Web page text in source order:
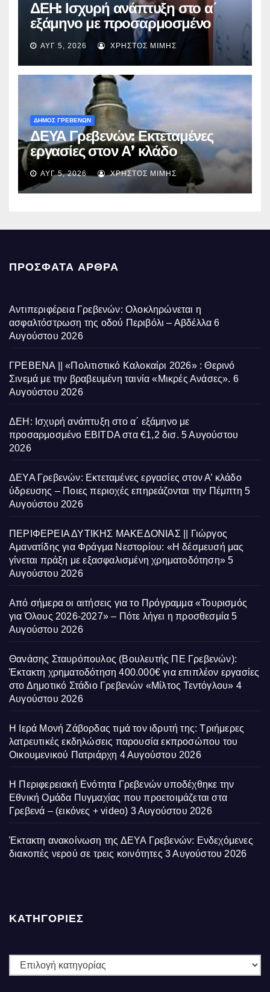
ΔΕΗ: Ισχυρή ανάπτυξη στο α΄
εξάμηνο με προσαρμοσμένο
EBITDA στα €1,2 δισ.
ΑΥΓ 5, 2026 ΧΡΉΣΤΟΣ ΜΊΜΗΣ
ΔΗΜΟΣ ΓΡΕΒΕΝΩΝ
ΔΕΥΑ Γρεβενών: Εκτεταμένες
εργασίες στον Α’ κλάδο
ύδρευσης – Ποιες περιοχές
επηρεάζονται την Πέμπτη
ΑΥΓ 5, 2026 ΧΡΉΣΤΟΣ ΜΊΜΗΣ
ΠΡΌΣΦΑΤΑ ΆΡΘΡΑ
Αντιπεριφέρεια Γρεβενών: Ολοκληρώνεται η
ασφαλτόστρωση της οδού Περιβόλι – Αβδέλλα 6
Αυγούστου 2026
ΓΡΕΒΕΝΑ || «Πολιτιστικό Καλοκαίρι 2026» : Θερινό
Σινεμά με την βραβευμένη ταινία «Μικρές Ανάσες». 6
Αυγούστου 2026
ΔΕΗ: Ισχυρή ανάπτυξη στο α΄ εξάμηνο με
προσαρμοσμένο EBITDA στα €1,2 δισ. 5 Αυγούστου
2026
ΔΕΥΑ Γρεβενών: Εκτεταμένες εργασίες στον Α’ κλάδο
ύδρευσης – Ποιες περιοχές επηρεάζονται την Πέμπτη 5
Αυγούστου 2026
ΠΕΡΙΦΕΡΕΙΑ ΔΥΤΙΚΗΣ ΜΑΚΕΔΟΝΙΑΣ || Γιώργος
Αμανατίδης για Φράγμα Νεστορίου: «Η δέσμευσή μας
γίνεται πράξη με εξασφαλισμένη χρηματοδότηση» 5
Αυγούστου 2026
Από σήμερα οι αιτήσεις για το Πρόγραμμα «Τουρισμός
για Όλους 2026-2027» – Πότε λήγει η προσθεσμία 5
Αυγούστου 2026
Θανάσης Σταυρόπουλος (Βουλευτής ΠΕ Γρεβενών):
Έκτακτη χρηματοδότηση 400.000€ για επιπλέον εργασίες
στο Δημοτικό Στάδιο Γρεβενών «Μίλτος Τεντόγλου» 4
Αυγούστου 2026
Η Ιερά Μονή Ζάβορδας τιμά τον ιδρυτή της: Τριήμερες
λατρευτικές εκδηλώσεις παρουσία εκπροσώπου του
Οικουμενικού Πατριάρχη 4 Αυγούστου 2026
Η Περιφερειακή Ενότητα Γρεβενών υποδέχθηκε την
Εθνική Ομάδα Πυγμαχίας που προετοιμάζεται στα
Γρεβενά – (εικόνες + video) 3 Αυγούστου 2026
Έκτακτη ανακοίνωση της ΔΕΥΑ Γρεβενών: Ενδεχόμενες
διακοπές νερού σε τρεις κοινότητες 3 Αυγούστου 2026
ΚΑΤΗΓΟΡΙΕΣ
ΚΑΤΗΓΟΡΙΕΣ